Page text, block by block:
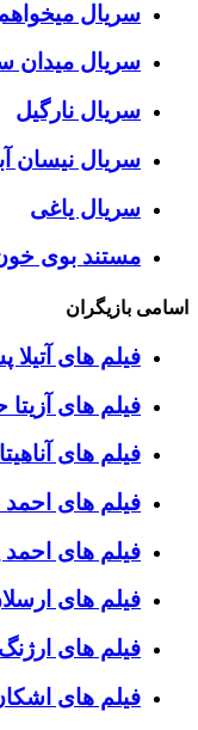
سریال
سریال میدان
سریال نارگیل
سریال نیسان
سریال یاغی
مستند بوی
اسامی بازیگران
فیلم های آتیلا
فیلم های آزیتا
فیلم های
فیلم های احمد
فیلم های احمد
فیلم های
فیلم های
فیلم های